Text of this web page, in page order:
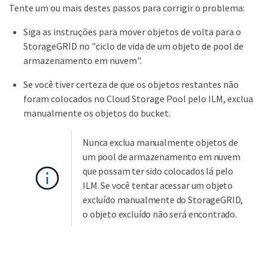
Tente um ou mais destes passos para corrigir o problema:
Siga as instruções para mover objetos de volta para o
StorageGRID no "ciclo de vida de um objeto de pool de
armazenamento em nuvem".
Se você tiver certeza de que os objetos restantes não
foram colocados no Cloud Storage Pool pelo ILM, exclua
manualmente os objetos do bucket.
Nunca exclua manualmente objetos de
um pool de armazenamento em nuvem
que possam ter sido colocados lá pelo
ILM. Se você tentar acessar um objeto
excluído manualmente do StorageGRID,
o objeto excluído não será encontrado.